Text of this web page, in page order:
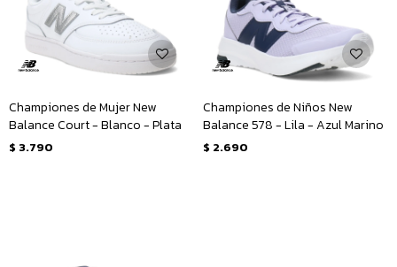
Championes de Mujer New
Balance Court - Blanco - Plata
$ 3.790
Championes de Niños New
Balance 578 - Lila - Azul Marino
$ 2.690